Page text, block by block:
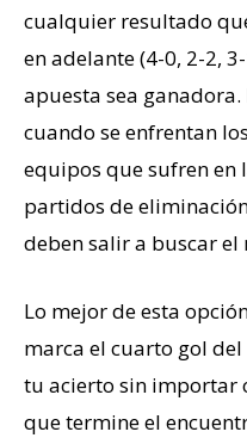
cualquier resultado
en adelante (4-0, 2-2,
apuesta sea ganadora.
cuando se enfrentan
equipos que sufren en
partidos de
deben salir a buscar el
Lo mejor de esta
marca el cuarto gol
tu acierto sin importar
que termine el